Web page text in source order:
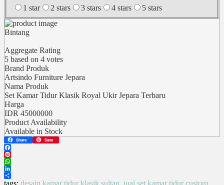
1 star
2 stars 3 stars 4 stars 5 stars
Bintang
Aggregate Rating
5 based on 4 votes
Brand Produk
Artsindo Furniture Jepara
Nama Produk
Set Kamar Tidur Klasik Royal Ukir Jepara Terbaru
Harga
IDR 45000000
Product Availability
Available in Stock
Share Save
Facebook
Pinterest
WhatsApp
LinkedIn
Share